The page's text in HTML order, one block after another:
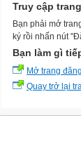
Truy cập
Bạn phải mở
ký rồi nhấn nút
Bạn làm gì
Mở trang
Quay trở lại